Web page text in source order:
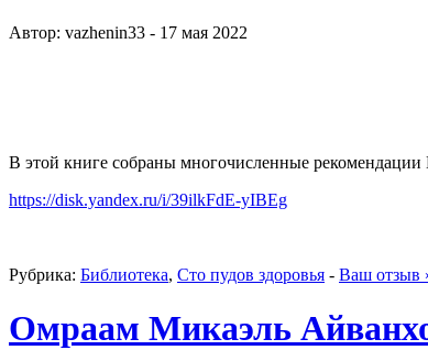
Автор: vazhenin33 - 17 мая 2022
В этой книге собраны многочисленные рекомендации
https://disk.yandex.ru/i/39ilkFdE-yIBEg
Рубрика: Библиотека, Сто пудов здоровья - Ваш отзыв
Омраам Микаэль